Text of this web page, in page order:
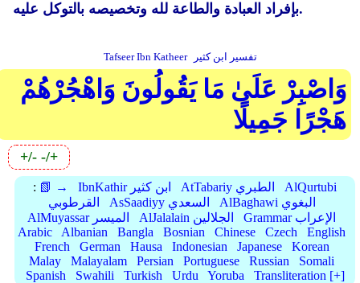
بإفراد العبادة والطاعة لله وتخصيصه بالتوكل عليه.
Tafseer Ibn Katheer تفسير ابن كثير
وَاصْبِرْ عَلَىٰ مَا يَقُولُونَ وَاهْجُرْهُمْ
هَجْرًا جَمِيلًا
+/- -/+
: 📗 → IbnKathir ابن كثير AtTabariy الطبري
AlQurtubi
القرطوبي
AsSaadiyy السعدي
AlBaghawi البغوي
AlMuyassar الميسر
AlJalalain الجلالين
Grammar الإعراب
Arabic
Albanian Bangla Bosnian Chinese Czech
English
French
German Hausa Indonesian Japanese
Korean
Malay
Malayalam Persian Portuguese Russian
Somali
Spanish
Swahili Turkish Urdu Yoruba Transliteration [+]